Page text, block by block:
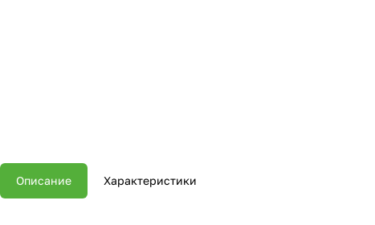
Описание Характеристики